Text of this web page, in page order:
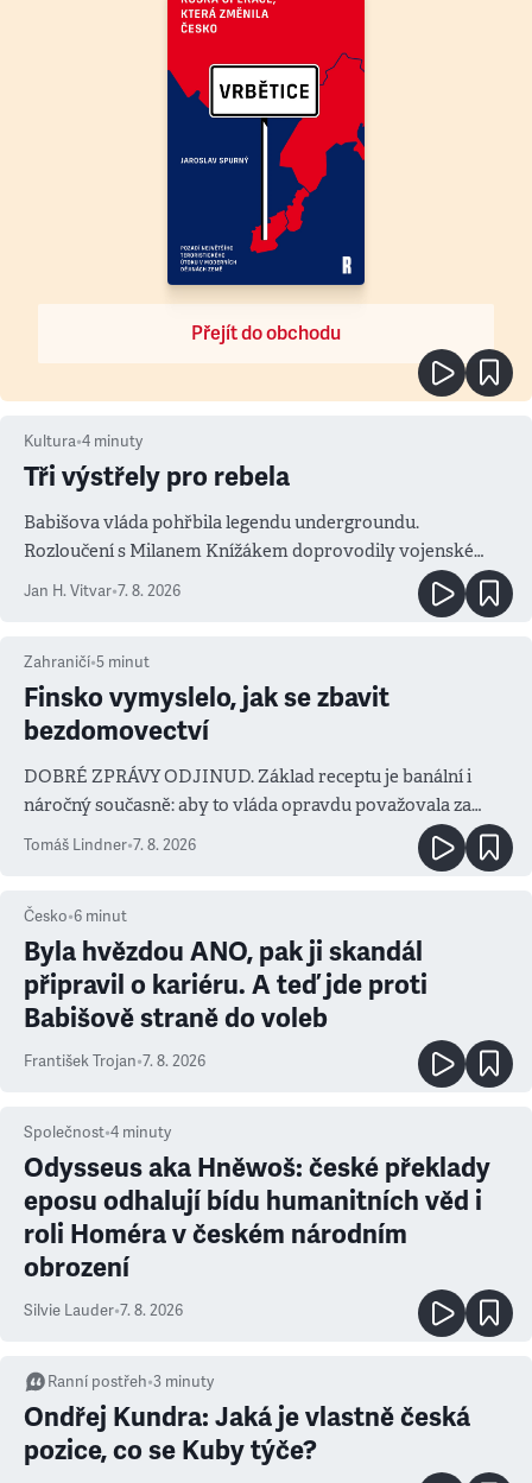
Přejít do obchodu
Kultura•4 minuty
Tři výstřely pro rebela
Babišova vláda pohřbila legendu undergroundu.
Rozloučení s Milanem Knížákem doprovodily vojenské
salvy i kritika pokrokářů
Jan H. Vitvar•7. 8. 2026
Zahraničí•5 minut
Finsko vymyslelo, jak se zbavit
bezdomovectví
DOBRÉ ZPRÁVY ODJINUD. Základ receptu je banální i
náročný současně: aby to vláda opravdu považovala za
prioritu
Tomáš Lindner•7. 8. 2026
Česko•6 minut
Byla hvězdou ANO, pak ji skandál
připravil o kariéru. A teď jde proti
Babišově straně do voleb
František Trojan•7. 8. 2026
Společnost•4 minuty
Odysseus aka Hněwoš: české překlady
eposu odhalují bídu humanitních věd i
roli Homéra v českém národním
obrození
Silvie Lauder•7. 8. 2026
Ranní postřeh•3 minuty
Ondřej Kundra: Jaká je vlastně česká
pozice, co se Kuby týče?